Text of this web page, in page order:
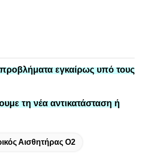
προβλήματα εγκαίρως υπό τους
τη νέα αντικατάσταση ή
Αισθητήρας Ο2